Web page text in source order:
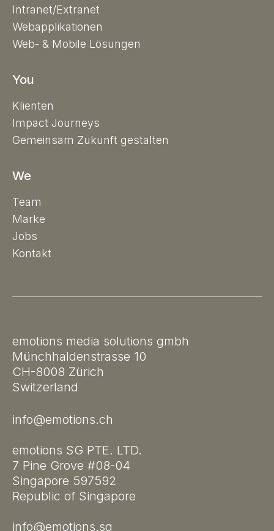
Intranet/Extranet
Webapplikationen
Web- & Mobile Lösungen
You
Klienten
Impact Journeys
Gemeinsam Zukunft gestalten
We
Team
Marke
Jobs
Kontakt
emotions media solutions gmbh
Münchhaldenstrasse 10
CH-8008 Zürich
Switzerland
info@emotions.ch
emotions SG PTE. LTD.
7 Pine Grove #08-04
Singapore 597592
Republic of Singapore
info@emotions.sg